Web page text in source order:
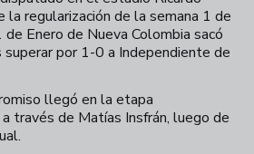
la regularización de la semana 1 de
de Enero de Nueva Colombia sacó
por 1-0 a Independiente de
llegó en la etapa
través de Matías Insfrán, luego de